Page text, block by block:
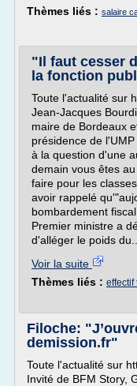
Thèmes liés : salaire
"Il faut cesser
la fonction
Toute l'actualité sur
Jean-Jacques
maire de Bordeaux
présidence de
à la question d'une
demain vous êtes
faire pour les
avoir rappelé
bombardement
Premier ministre a
d'alléger le poids du...
Voir la suite
Thèmes liés : effectif
Filoche:
demission.fr"
Toute l'actualité sur
Invité de BFM Story,